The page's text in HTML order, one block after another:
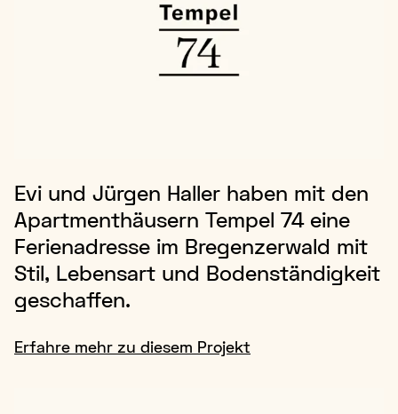
Evi und Jürgen Haller haben mit den
Apartmenthäusern Tempel 74 eine
Ferienadresse im Bregenzerwald mit
Stil, Lebensart und Bodenständigkeit
geschaffen.
Erfahre mehr zu diesem Projekt